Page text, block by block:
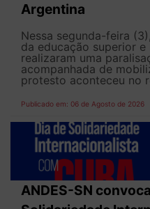
Argentina
Nessa segunda-feira
da educação superior
realizaram uma
acompanhada de
protesto aconteceu no
Publicado em: 06 de Agosto de 2026
ANDES-SN